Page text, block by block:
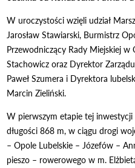
W uroczystości wzięli udział
Jarosław Stawiarski, Burmistrz
Przewodniczący Rady Miejskiej w
Stachowicz oraz Dyrektor
Paweł Szumera i Dyrektora
Marcin Zieliński.
W pierwszym etapie tej
długości 868 m, w ciągu drogi
– Opole Lubelskie – Józefów –
pieszo – rowerowego w m.